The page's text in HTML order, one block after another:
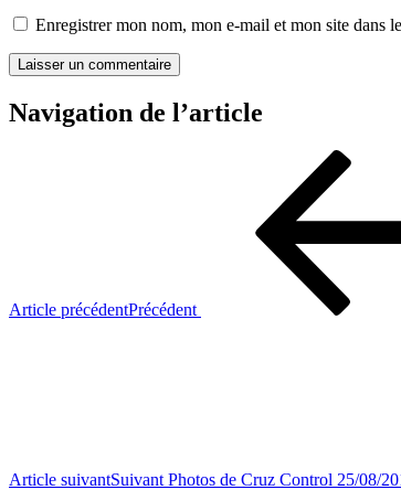
Enregistrer mon nom, mon e-mail et mon site dans
Navigation de l’article
Article précédentPrécédent
Article suivantSuivant Photos de Cruz Control 25/08/